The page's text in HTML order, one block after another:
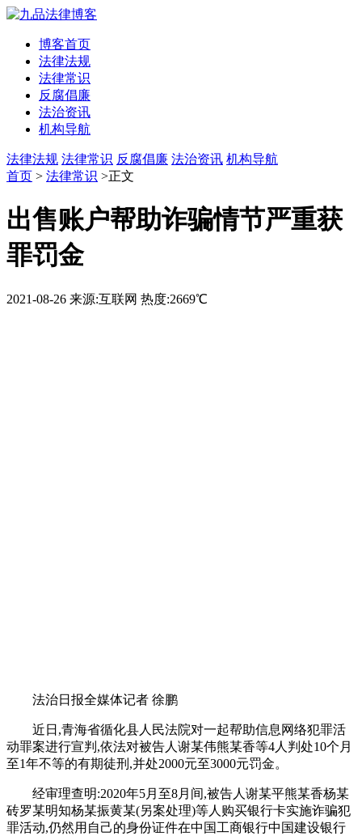
博客首页
法律法规
法律常识
反腐倡廉
法治资讯
机构导航
法律法规 法律常识 反腐倡廉 法治资讯 机构导航
首页 > 法律常识 >正文
出售账户帮助诈骗情节严重获
罪罚金
2021-08-26 来源:互联网 热度:2669℃
法治日报全媒体记者 徐鹏
近日,青海省循化县人民法院对一起帮助信息网络犯罪活
动罪案进行宣判,依法对被告人谢某伟熊某香等4人判处10个月
至1年不等的有期徒刑,并处2000元至3000元罚金。
经审理查明:2020年5月至8月间,被告人谢某平熊某香杨某
砖罗某明知杨某振黄某(另案处理)等人购买银行卡实施诈骗犯
罪活动,仍然用自己的身份证件在中国工商银行中国建设银行